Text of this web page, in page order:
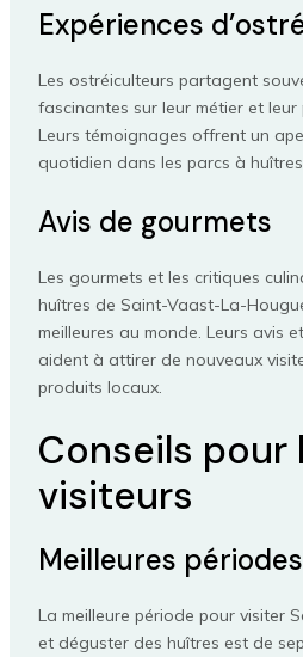
Expériences
Les ostréiculteurs partagent
fascinantes sur leur métier et
Leurs témoignages offrent un
quotidien dans les parcs à
Avis de gourmets
Les gourmets et les critiques
huîtres de Saint-Vaast-La-
meilleures au monde. Leurs avis
aident à attirer de nouveaux
produits locaux.
Conseils pour
visiteurs
Meilleures
La meilleure période pour visiter
et déguster des huîtres est de